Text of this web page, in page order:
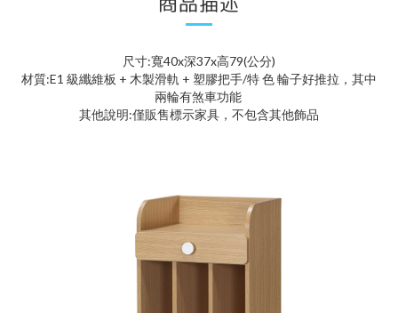
尺寸:寬40x深37x高79(公分)
材質:E1 級纖維板 + 木製滑軌 + 塑膠把手/特 色 輪子好推拉，其中
兩輪有煞車功能
其他說明:僅販售標示家具，不包含其他飾品